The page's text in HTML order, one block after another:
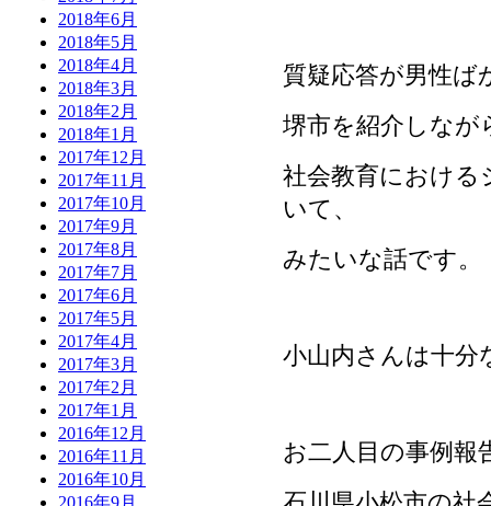
2018年6月
2018年5月
2018年4月
2018年3月
2018年2月
2018年1月
2017年12月
2017年11月
2017年10月
2017年9月
2017年8月
2017年7月
2017年6月
2017年5月
2017年4月
2017年3月
2017年2月
2017年1月
2016年12月
2016年11月
2016年10月
2016年9月
質疑応答が男性ば
堺市を紹介しなが
社会教育における
いて、
みたいな話です。
小山内さんは十分
お二人目の事例報